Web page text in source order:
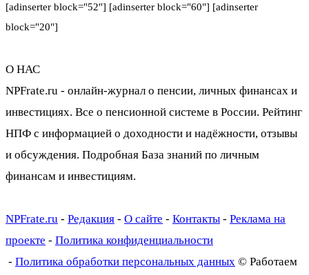
[adinserter block="52"] [adinserter block="60"] [adinserter
block="20"]
О НАС
NPFrate.ru - онлайн-журнал о пенсии, личных финансах и
инвестициях. Все о пенсионной системе в России. Рейтинг
НПФ с информацией о доходности и надёжности, отзывы
и обсуждения. Подробная База знаний по личным
финансам и инвестициям.
NPFrate.ru - Редакция - О сайте - Контакты - Реклама на
проекте - Политика конфиденциальности
- Политика обработки персональных данных © Работаем